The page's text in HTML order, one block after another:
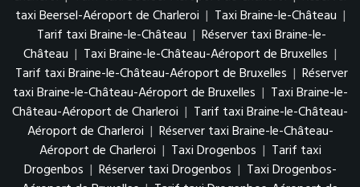
taxi Beersel-Aéroport de Charleroi | Taxi Braine-le-Château |
Tarif taxi Braine-le-Château | Réserver taxi Braine-le-
Château | Taxi Braine-le-Château-Aéroport de Bruxelles |
Tarif taxi Braine-le-Château-Aéroport de Bruxelles | Réserver
taxi Braine-le-Château-Aéroport de Bruxelles | Taxi Braine-le-
Château-Aéroport de Charleroi | Tarif taxi Braine-le-Château-
Aéroport de Charleroi | Réserver taxi Braine-le-Château-
Aéroport de Charleroi | Taxi Drogenbos | Tarif taxi
Drogenbos | Réserver taxi Drogenbos | Taxi Drogenbos-